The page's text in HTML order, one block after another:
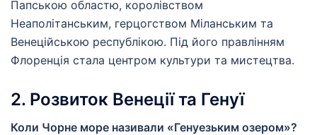
Папською областю, королівством
Неаполітанським, герцогством Міланським та
Венеційською республікою. Під його правлінням
Флоренція стала центром культури та мистецтва.
2. Розвиток Венеції та Генуї
Коли Чорне море називали «Генуезьким озером»?